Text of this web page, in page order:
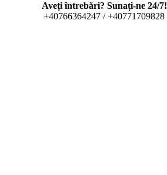
Aveți întrebări? Sunați-ne 24/7!
+40766364247 / +40771709828